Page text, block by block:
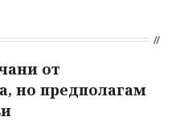
от
но предполагам